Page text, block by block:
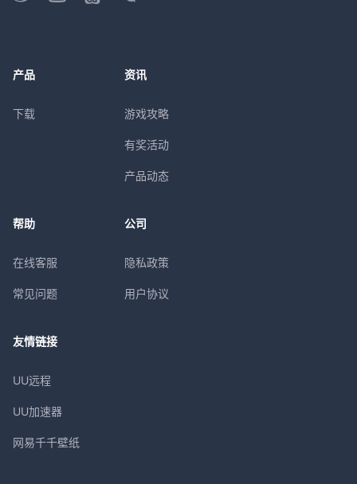
产品
下载
资讯
游戏攻略
有奖活动
产品动态
帮助
在线客服
常见问题
公司
隐私政策
用户协议
友情链接
UU远程
UU加速器
网易千千壁纸